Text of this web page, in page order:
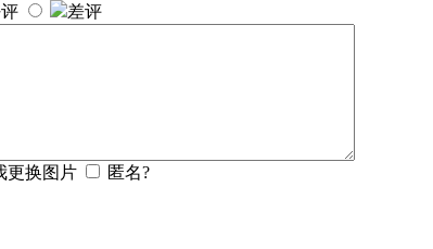
差评
匿名?